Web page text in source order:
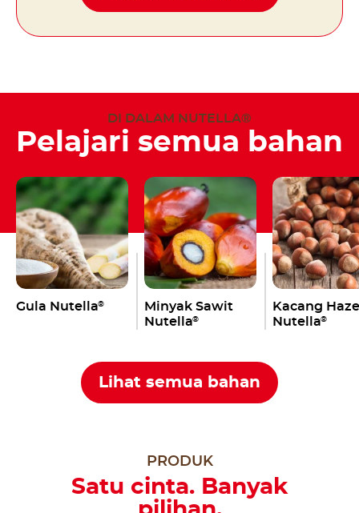
DI DALAM NUTELLA®
Pelajari semua bahan
Gula Nutella®
Minyak Sawit
Nutella®
Kacang
Nutella®
Lihat semua bahan
PRODUK
Satu cinta. Banyak